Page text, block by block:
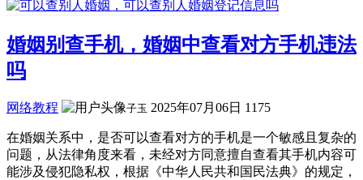
婚姻别查手机，婚姻中查看对方手机违法
吗
网络教程 子玉 2025年07月06日 1175
在婚姻关系中，是否可以查看对方的手机是一个敏感且复杂的
问题，从法律角度来看，未经对方同意擅自查看其手机内容可
能涉及侵犯隐私权，根据《中华人民共和国民法典》的规定，